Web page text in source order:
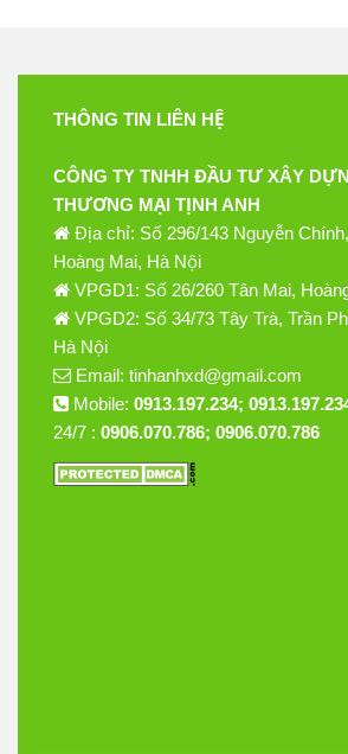
THÔNG TIN LIÊN HỆ
CÔNG TY TNHH ĐẦU TƯ XÂY
THƯƠNG MẠI TỊNH ANH
Địa chỉ: Số 296/143 Nguyễn
Hoàng Mai, Hà Nội
VPGD1: Số 26/260 Tân Mai,
VPGD2: Số 34/73 Tây Trà, Trần
Hà Nội
Email: tinhanhxd@gmail.com
Mobile: 0913.197.234;
24/7 : 0906.070.786; 0906.070.786